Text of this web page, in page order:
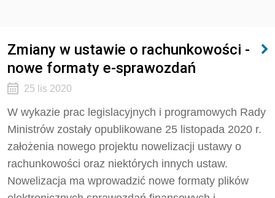
Zmiany w ustawie o rachunkowości -
nowe formaty e-sprawozdań
25 lis 2020
W wykazie prac legislacyjnych i programowych Rady
Ministrów zostały opublikowane 25 listopada 2020 r.
założenia nowego projektu nowelizacji ustawy o
rachunkowości oraz niektórych innych ustaw.
Nowelizacja ma wprowadzić nowe formaty plików